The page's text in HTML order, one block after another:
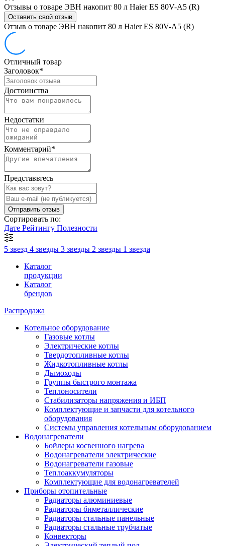
Отзывы о товаре ЭВН накопит 80 л Haier ES 80V-A5 (R)
Оставить свой отзыв
Отзыв о товаре ЭВН накопит 80 л Haier ES 80V-A5 (R)
Отличный товар
Заголовок*
Достоинства
Недостатки
Комментарий*
Представьтесь
Отправить отзыв
Сортировать по:
Дате Рейтингу Полезности
5 звезд 4 звезды 3 звезды 2 звезды 1 звезда
Каталог
продукции
Каталог
брендов
Распродажа
Котельное оборудование
Газовые котлы
Электрические котлы
Твердотопливные котлы
Жидкотопливные котлы
Дымоходы
Группы быстрого монтажа
Теплоносители
Стабилизаторы напряжения и ИБП
Комплектующие и запчасти для котельного
оборудования
Системы управления котельным оборудованием
Водонагреватели
Бойлеры косвенного нагрева
Водонагреватели электрические
Водонагреватели газовые
Теплоаккумуляторы
Комплектующие для водонагревателей
Приборы отопительные
Радиаторы алюминиевые
Радиаторы биметаллические
Радиаторы стальные панельные
Радиаторы стальные трубчатые
Конвекторы